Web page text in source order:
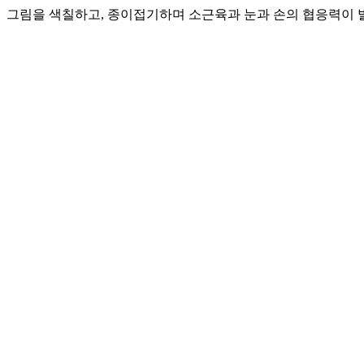
그림을 색칠하고, 종이접기하며 소근육과 눈과 손의 협응력이